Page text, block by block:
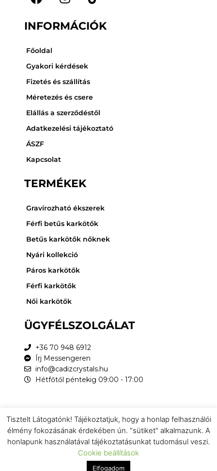
F
a
c
e
b
o
o
k
I
n
s
g
r
a
T
i
k
INFORMÁCIÓK
Főoldal
Gyakori kérdések
Fizetés és szállítás
Méretezés és csere
Elállás a szerződéstől
Adatkezelési tájékoztató
ÁSZF
Kapcsolat
TERMÉKEK
Gravírozható ékszerek
Férfi betűs karkötők
Betűs karkötők nőknek
Nyári kollekció
Páros karkötők
Férfi karkötők
Női karkötők
ÜGYFÉLSZOLGÁLAT
+36 70 948 6912
Írj Messengeren
info@cadizcrystals.hu
Hétfőtől péntekig 09:00 - 17:00
Az online fizetést a Barion Payment Zrt. biztosítja, MNB
engedély száma: H-EN-I-1064/2013
CÁDIZ CRYSTALS. Minden jog fenntartva.
Tisztelt Látogatónk! Tájékoztatjuk, hogy a honlap felhasználói
élmény fokozásának érdekében ún. "sütiket" alkalmazunk. A
honlapunk használatával tájékoztatásunkat tudomásul veszi.
Cookie beállítások
Elfogadom